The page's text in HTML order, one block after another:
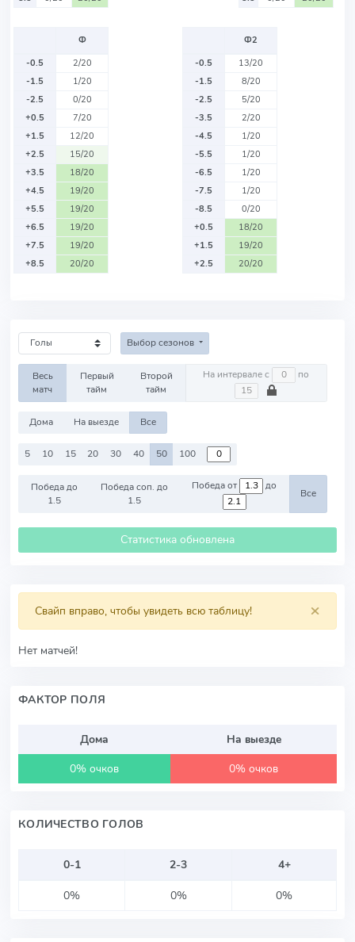
Ф
-0.5
2/20
-1.5
1/20
-2.5
0/20
+0.5
7/20
+1.5
12/20
+2.5
15/20
+3.5
18/20
+4.5
19/20
+5.5
19/20
+6.5
19/20
+7.5
19/20
+8.5
20/20
Ф2
-0.5
13/20
-1.5
8/20
-2.5
5/20
-3.5
2/20
-4.5
1/20
-5.5
1/20
-6.5
1/20
-7.5
1/20
-8.5
0/20
+0.5
18/20
+1.5
19/20
+2.5
20/20
Выбор сезонов
Весь
матч
Первый
тайм
Второй
тайм
На интервале с по
Дома На выезде Все
5 10 15 20 30 40 50 100
Победа до
1.5
Победа соп. до
1.5
Победа от до
Все
Статистика обновлена
×
Свайп вправо, чтобы увидеть всю таблицу!
Нет матчей!
ФАКТОР ПОЛЯ
Дома
На выезде
0% очков
0% очков
КОЛИЧЕСТВО ГОЛОВ
0-1 2-3
4+
0%
0% 0%